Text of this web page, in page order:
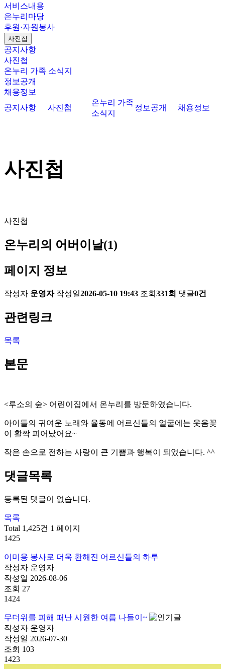
서비스내용
온누리마당
후원·자원봉사
사진첩
공지사항
사진첩
온누리 가족 소식지
정보공개
채용정보
공지사항
사진첩
온누리 가족
소식지
정보공개 채용정보
사진첩
사진첩
온누리의 어버이날(1)
페이지 정보
작성자 운영자 작성일2026-05-10 19:43 조회 331회 댓글0건
관련링크
목록
본문
<루소의 숲> 어린이집에서 온누리를 방문하였습니다.
아이들의 귀여운 노래와 율동에 어르신들의 얼굴에는 웃음꽃
이 활짝 피어났어요~
작은 손으로 전하는 사랑이 큰 기쁨과 행복이 되었습니다. ^^
댓글목록
등록된 댓글이 없습니다.
목록
Total 1,425건 1 페이지
1425
이미용 봉사로 더욱 환해진 어르신들의 하루
작성자 운영자
작성일 2026-08-06
조회 27
1424
무더위를 피해 떠난 시원한 여름 나들이~
작성자 운영자
작성일 2026-07-30
조회 103
1423